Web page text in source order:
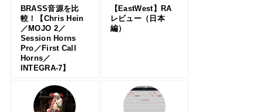
BRASS音源を比
較！【Chris Hein
／MOJO 2／
Session Horns
Pro／First Call
Horns／
INTEGRA-7】
【EastWest】RA
レビュー（日本
編）